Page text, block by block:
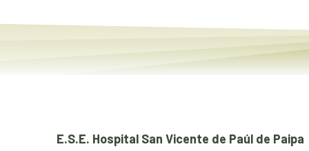
E.S.E. Hospital San Vicente de Paúl de Paipa